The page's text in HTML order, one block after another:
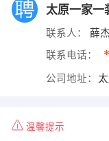
太原一家一
联系人： 薛
联系电话：
公司地址：
温馨提示